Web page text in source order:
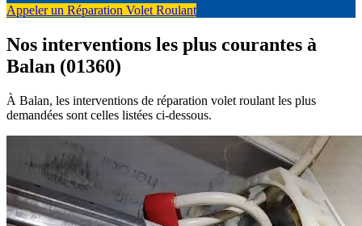
Appeler un Réparation Volet Roulant
Nos interventions les plus courantes à
Balan (01360)
À Balan, les interventions de réparation volet roulant les plus
demandées sont celles listées ci-dessous.